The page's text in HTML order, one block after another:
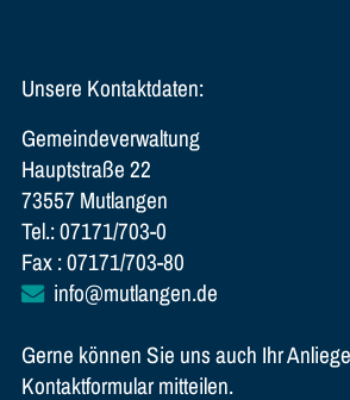
Unsere Kontaktdaten:
Gemeindeverwaltung
Hauptstraße 22
73557 Mutlangen
Tel.: 07171/703-0
Fax : 07171/703-80
info@mutlangen.de
Gerne können Sie uns auch Ihr
Kontaktformular mitteilen.